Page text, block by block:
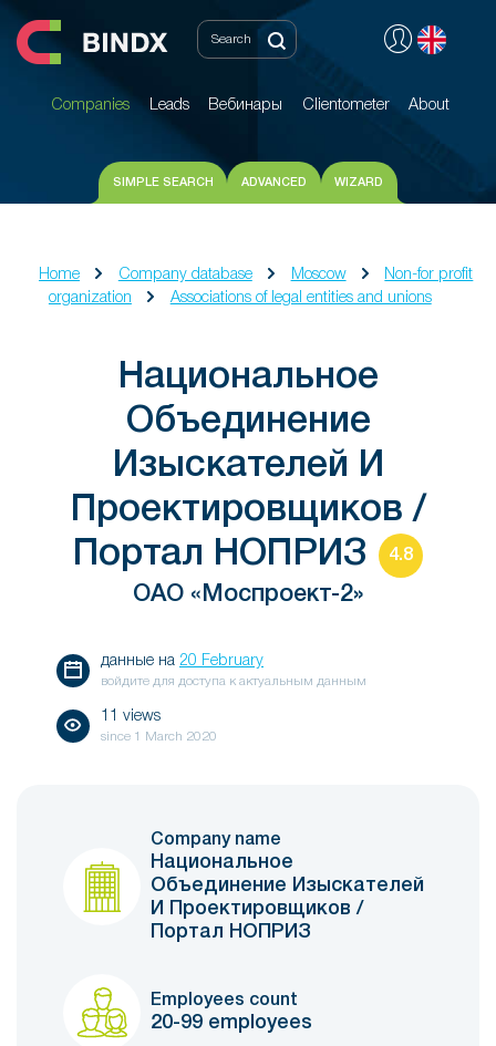
Companies Leads Вебинары Clientometer About
Companies Leads Вебинары Clientometer About
SIMPLE SEARCH ADVANCED WIZARD
Home Company database Moscow
Non-for profit
organization
Associations of legal entities and unions
Национальное
Объединение
Изыскателей И
Проектировщиков /
Портал НОПРИЗ
4.8
ОАО «Моспроект-2»
данные на 20 February
войдите для доступа к актуальным данным
11 views
since 1 March 2020
Company name
Национальное
Объединение Изыскателей
И Проектировщиков /
Портал НОПРИЗ
Employees count
20-99 employees